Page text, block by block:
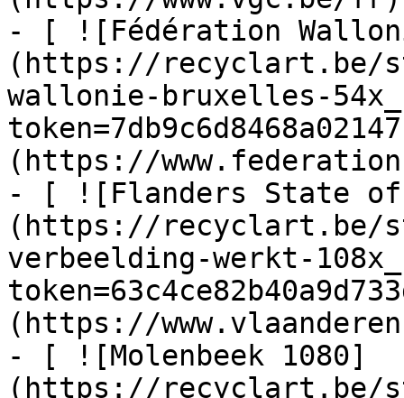
- [ ![Fédération
(https://recyclart.be/
wallonie-bruxelles-
(https://
- [ ![Flanders State
(https://recyclart.be/
verbeelding-werkt-
(https://
- [ ![Molenbeek 1080]
(https://recyclart.be/